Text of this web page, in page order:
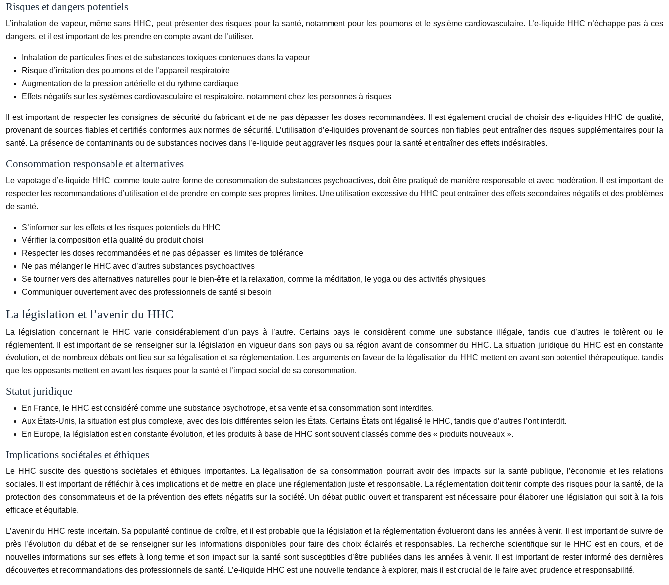
Risques et dangers potentiels
L’inhalation de vapeur, même sans HHC, peut présenter des risques pour la santé, notamment pour les poumons et le système cardiovasculaire. L’e-liquide HHC n’échappe pas à ces
dangers, et il est important de les prendre en compte avant de l’utiliser.
Inhalation de particules fines et de substances toxiques contenues dans la vapeur
Risque d’irritation des poumons et de l’appareil respiratoire
Augmentation de la pression artérielle et du rythme cardiaque
Effets négatifs sur les systèmes cardiovasculaire et respiratoire, notamment chez les personnes à risques
Il est important de respecter les consignes de sécurité du fabricant et de ne pas dépasser les doses recommandées. Il est également crucial de choisir des e-liquides HHC de qualité,
provenant de sources fiables et certifiés conformes aux normes de sécurité. L’utilisation d’e-liquides provenant de sources non fiables peut entraîner des risques supplémentaires pour la
santé. La présence de contaminants ou de substances nocives dans l’e-liquide peut aggraver les risques pour la santé et entraîner des effets indésirables.
Consommation responsable et alternatives
Le vapotage d’e-liquide HHC, comme toute autre forme de consommation de substances psychoactives, doit être pratiqué de manière responsable et avec modération. Il est important de
respecter les recommandations d’utilisation et de prendre en compte ses propres limites. Une utilisation excessive du HHC peut entraîner des effets secondaires négatifs et des problèmes
de santé.
S’informer sur les effets et les risques potentiels du HHC
Vérifier la composition et la qualité du produit choisi
Respecter les doses recommandées et ne pas dépasser les limites de tolérance
Ne pas mélanger le HHC avec d’autres substances psychoactives
Se tourner vers des alternatives naturelles pour le bien-être et la relaxation, comme la méditation, le yoga ou des activités physiques
Communiquer ouvertement avec des professionnels de santé si besoin
La législation et l’avenir du HHC
La législation concernant le HHC varie considérablement d’un pays à l’autre. Certains pays le considèrent comme une substance illégale, tandis que d’autres le tolèrent ou le
réglementent. Il est important de se renseigner sur la législation en vigueur dans son pays ou sa région avant de consommer du HHC. La situation juridique du HHC est en constante
évolution, et de nombreux débats ont lieu sur sa légalisation et sa réglementation. Les arguments en faveur de la légalisation du HHC mettent en avant son potentiel thérapeutique, tandis
que les opposants mettent en avant les risques pour la santé et l’impact social de sa consommation.
Statut juridique
En France, le HHC est considéré comme une substance psychotrope, et sa vente et sa consommation sont interdites.
Aux États-Unis, la situation est plus complexe, avec des lois différentes selon les États. Certains États ont légalisé le HHC, tandis que d’autres l’ont interdit.
En Europe, la législation est en constante évolution, et les produits à base de HHC sont souvent classés comme des « produits nouveaux ».
Implications sociétales et éthiques
Le HHC suscite des questions sociétales et éthiques importantes. La légalisation de sa consommation pourrait avoir des impacts sur la santé publique, l’économie et les relations
sociales. Il est important de réfléchir à ces implications et de mettre en place une réglementation juste et responsable. La réglementation doit tenir compte des risques pour la santé, de la
protection des consommateurs et de la prévention des effets négatifs sur la société. Un débat public ouvert et transparent est nécessaire pour élaborer une législation qui soit à la fois
efficace et équitable.
L’avenir du HHC reste incertain. Sa popularité continue de croître, et il est probable que la législation et la réglementation évolueront dans les années à venir. Il est important de suivre de
près l’évolution du débat et de se renseigner sur les informations disponibles pour faire des choix éclairés et responsables. La recherche scientifique sur le HHC est en cours, et de
nouvelles informations sur ses effets à long terme et son impact sur la santé sont susceptibles d’être publiées dans les années à venir. Il est important de rester informé des dernières
découvertes et recommandations des professionnels de santé. L’e-liquide HHC est une nouvelle tendance à explorer, mais il est crucial de le faire avec prudence et responsabilité.